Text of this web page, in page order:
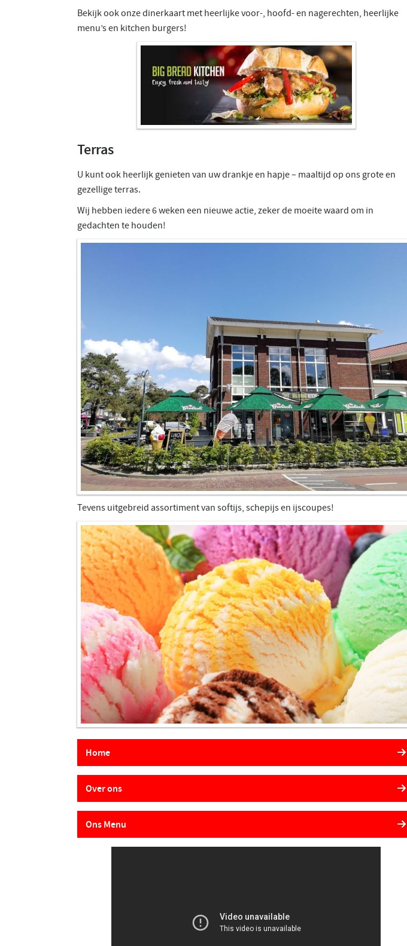
Bekijk ook onze dinerkaart met heerlijke voor-, hoofd- en nagerechten, heerlijke
menu’s en kitchen burgers!
Terras
U kunt ook heerlijk genieten van uw drankje en hapje – maaltijd op ons grote en
gezellige terras.
Wij hebben iedere 6 weken een nieuwe actie, zeker de moeite waard om in
gedachten te houden!
Tevens uitgebreid assortiment van softijs, schepijs en ijscoupes!
Home
Over ons
Ons Menu